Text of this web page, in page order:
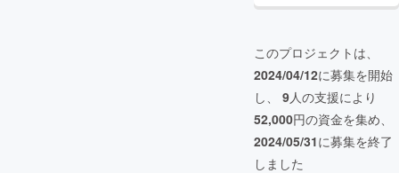
このプロジェクトは、
2024/04/12に募集を開始
し、 9人の支援により
52,000円の資金を集め、
2024/05/31に募集を終了
しました